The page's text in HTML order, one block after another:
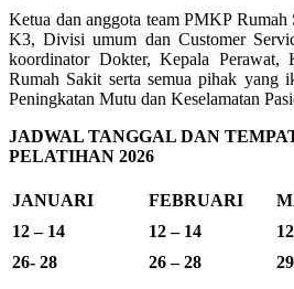
Ketua dan anggota team PMKP
K3, Divisi umum dan Customer
koordinator Dokter, Kepala
Rumah Sakit serta semua pihak yang
Peningkatan Mutu dan Keselamatan
JADWAL TANGGAL DAN
PELATIHAN 2026
JANUARI FEBRUARI
12 – 14
12 – 14
26- 28
26 – 28